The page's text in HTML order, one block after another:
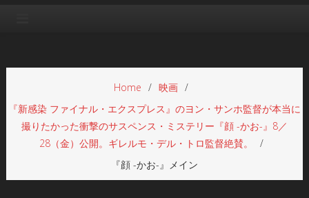
Home
映画
『新感染 ファイナル・エクスプレス』のヨン・サンホ監督が本当に
撮りたかった衝撃のサスペンス・ミステリー『顔 -かお-』8／
28（金）公開。ギレルモ・デル・トロ監督絶賛。
『顔 -かお-』メイン